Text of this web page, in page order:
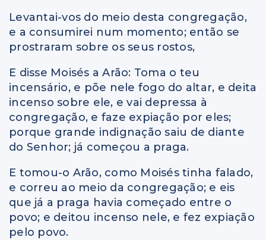
Levantai-vos do meio desta congregação,
e a consumirei num momento; então se
prostraram sobre os seus rostos,
E disse Moisés a Arão: Toma o teu
incensário, e põe nele fogo do altar, e deita
incenso sobre ele, e vai depressa à
congregação, e faze expiação por eles;
porque grande indignação saiu de diante
do Senhor; já começou a praga.
E tomou-o Arão, como Moisés tinha falado,
e correu ao meio da congregação; e eis
que já a praga havia começado entre o
povo; e deitou incenso nele, e fez expiação
pelo povo.